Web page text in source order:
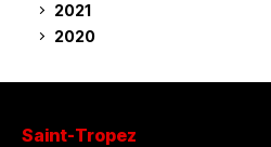
2021
2020
Saint-Tropez